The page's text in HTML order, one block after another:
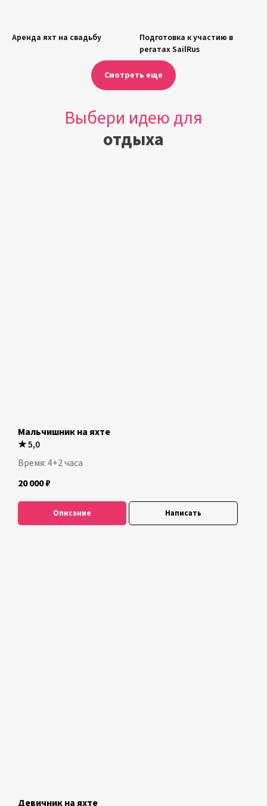
Аренда яхт на свадьбу
Подготовка к участию в
регатах SailRus
Смотреть еще
Выбери идею для
отдыха
Мальчишник на яхте
★5,0
Время: 4+2 часа
20 000₽
Описание Написать
Девичник на яхте